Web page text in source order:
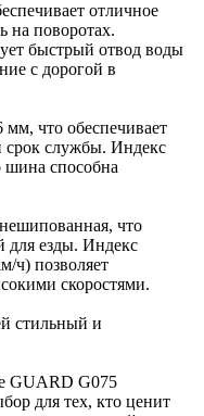
отличное
на поворотах.
быстрый отвод воды
с дорогой в
мм, что обеспечивает
срок службы. Индекс
шина способна
что
для езды. Индекс
ч) позволяет
скоростями.
стильный и
GUARD G075
для тех, кто ценит